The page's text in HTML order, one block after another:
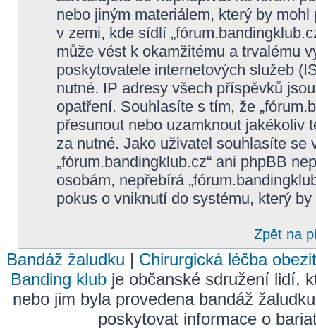
nebo jiným materiálem, který by
v zemi, kde sídlí
může vést k okamžitému a trvalému
poskytovatele internetových služeb
nutné. IP adresy všech příspěvků
opatření. Souhlasíte s tím, že
přesunout nebo uzamknout jakékoliv
za nutné. Jako uživatel souhlasíte
„fórum.bandingklub.cz“ ani phpBB
osobám, nepřebírá
pokus o vniknutí do systému, který
Zpět na
Bandáž žaludku | Chirurgická léčba
Banding klub je občanské sdružení lidí,
nebo jim byla provedena bandáž
poskytovat informace o